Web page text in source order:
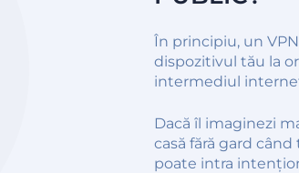
În principiu, un
dispozitivul tău la
intermediul
Dacă îl imaginezi
casă fără gard
poate intra